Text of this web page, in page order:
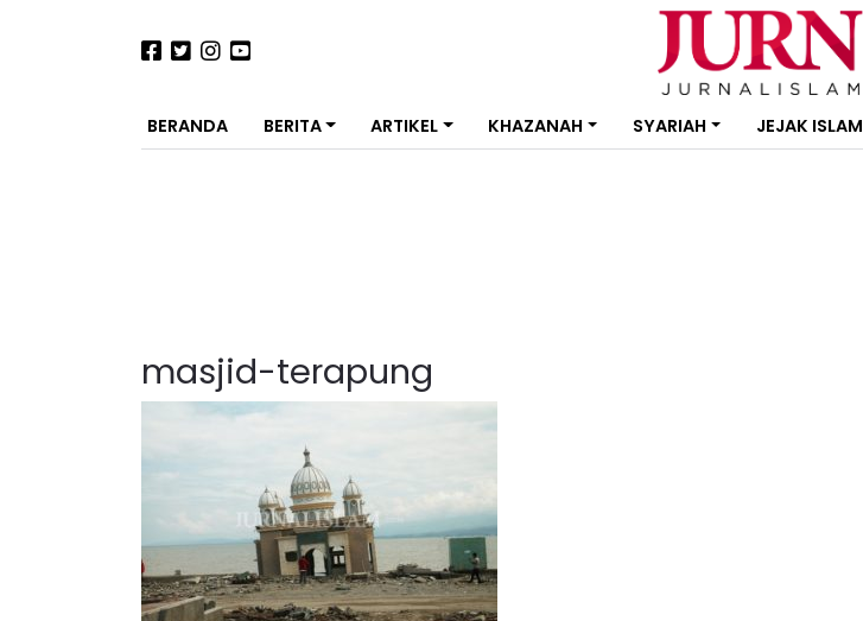
BERANDA BERITA ARTIKEL KHAZANAH SYARIAH JEJAK ISLAM
masjid-terapung